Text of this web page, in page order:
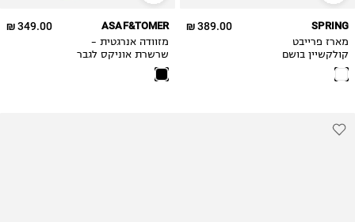
389.00 ₪ SPRING
מארז פרייבט
קולקשיין בושם
+קרם גוף -
פרניקנסנס&פיוני
349.00 ₪ ASAF&TOMER
מזוודה אנרגטית -
שרשרת אוניקס לגבר